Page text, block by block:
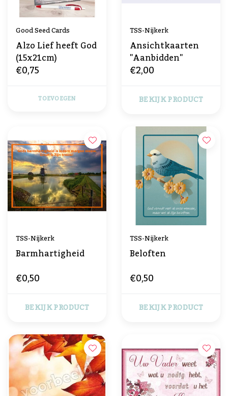
Good Seed Cards
Alzo Lief heeft God
(15x21cm)
€0,75
TOEVOEGEN
TSS-Nijkerk
Ansichtkaarten
"Aanbidden"
€2,00
BEKIJK PRODUCT
TSS-Nijkerk
Barmhartigheid
€0,50
BEKIJK PRODUCT
TSS-Nijkerk
Beloften
€0,50
BEKIJK PRODUCT